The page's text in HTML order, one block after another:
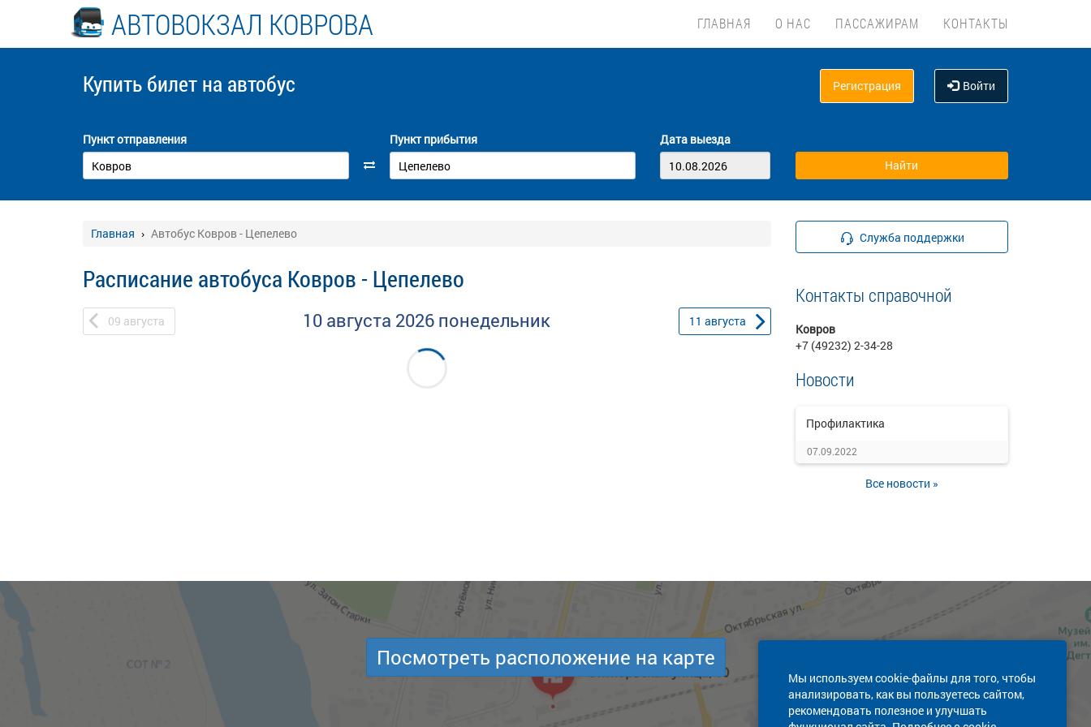
АВТОВОКЗАЛ КОВРОВА ГЛАВНАЯ О НАС ПАССАЖИРАМ КОНТАКТЫ
Купить билет на автобус Регистрация Войти
Пункт отправления Пункт прибытия Дата выезда
Главная Автобус Ковров - Цепелево
Расписание автобуса Ковров - Цепелево
09 августа 10 августа 2026 понедельник 11 августа
Служба поддержки
Контакты справочной
Ковров
+7 (49232) 2-34-28
Новости
Профилактика
07.09.2022
Все новости »
Мы используем cookie-файлы для того, чтобы
анализировать, как вы пользуетесь сайтом,
рекомендовать полезное и улучшать
Посмотреть расположение на карте